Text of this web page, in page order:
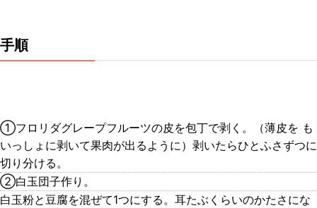
手順
①フロリダグレープフルーツの皮を包丁で剥く。（薄皮を も
いっしょに剥いて果肉が出るように）剥いたらひとふさずつに
切り分ける。
②白玉団子作り。
白玉粉と豆腐を混ぜて1つにする。耳たぶくらいのかたさにな